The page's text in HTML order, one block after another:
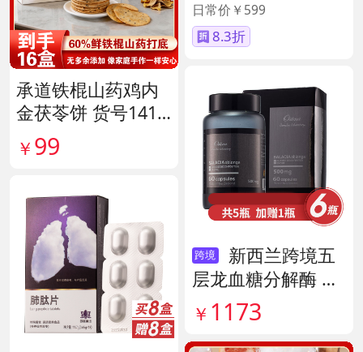
承道铁棍山药鸡内
金茯苓饼 货号1417
35
￥ 99
日常价￥599
8.3折
跨境
新西兰跨境五
层龙血糖分解酶 货
号138890
￥ 1173